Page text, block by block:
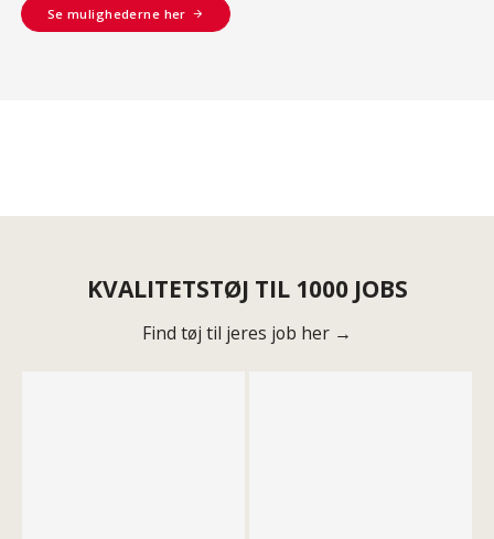
Se mulighederne her
KVALITETSTØJ TIL 1000 JOBS
Find tøj til jeres job her →